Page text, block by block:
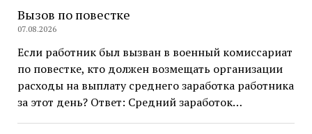
Вызов по повестке
07.08.2026
Если работник был вызван в военный комиссариат
по повестке, кто должен возмещать организации
расходы на выплату среднего заработка работника
за этот день? Ответ: Средний заработок…